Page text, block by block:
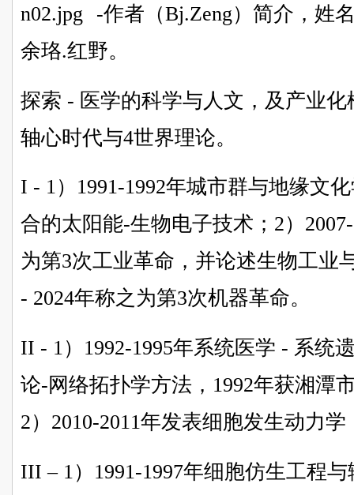
-作者（Bj.Zeng）简介，姓
余珞.红野。
探索 - 医学的科学与人文，及产业
轴心时代与4世界理论。
I - 1）1991-1992年城市群与地缘文
合的太阳能-生物电子技术；2）
为第3次工业革命，并论述生物工业
- 2024年称之为第3次机器革命。
II - 1）1992-1995年系统医学 - 系统
论-网络拓扑学方法，1992年获湘潭
2）2010-2011年发表细胞发生动力
III – 1）1991-1997年细胞仿生工程